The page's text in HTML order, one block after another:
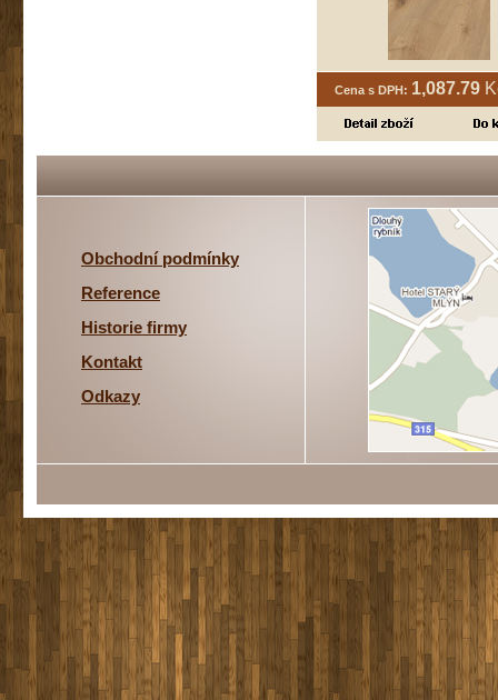
Cena s DPH: 1,087.79
Obchodní podmínky
Reference
Historie firmy
Kontakt
Odkazy